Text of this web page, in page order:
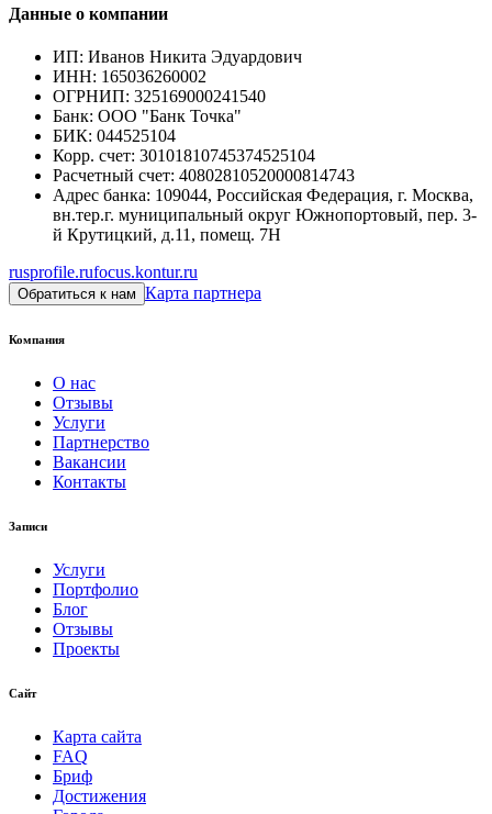
Данные о компании
ИП: Иванов Никита Эдуардович
ИНН: 165036260002
ОГРНИП: 325169000241540
Банк: ООО "Банк Точка"
БИК: 044525104
Корр. счет: 30101810745374525104
Расчетный счет: 40802810520000814743
Адрес банка: 109044, Российская Федерация, г. Москва,
вн.тер.г. муниципальный округ Южнопортовый, пер. 3-
й Крутицкий, д.11, помещ. 7Н
rusprofile.rufocus.kontur.ru
Обратиться к нам Карта партнера
Компания
О нас
Отзывы
Услуги
Партнерство
Вакансии
Контакты
Записи
Услуги
Портфолио
Блог
Отзывы
Проекты
Сайт
Карта сайта
FAQ
Бриф
Достижения